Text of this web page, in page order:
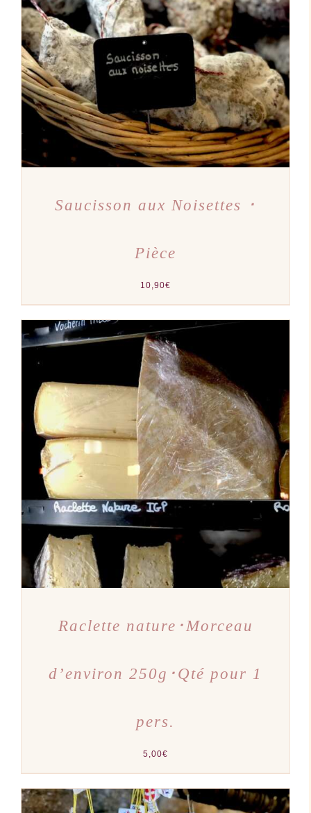
AJOUTER AU PANIER
/
DÉTAILS
Saucisson aux Noisettes ･
Pièce
10,90€
AJOUTER AU PANIER
/
DÉTAILS
Raclette nature･Morceau
d’environ 250g･Qté pour 1
pers.
5,00€